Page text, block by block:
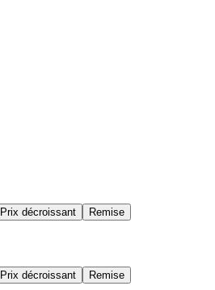
Prix décroissant Remise
Prix décroissant Remise